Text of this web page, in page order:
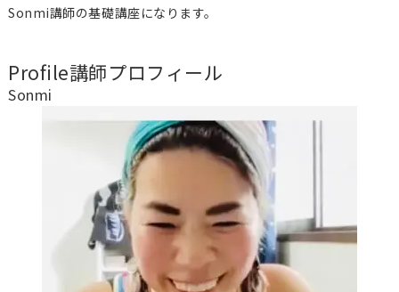
Sonmi講師の基礎講座になります。
Profile講師プロフィール
Sonmi